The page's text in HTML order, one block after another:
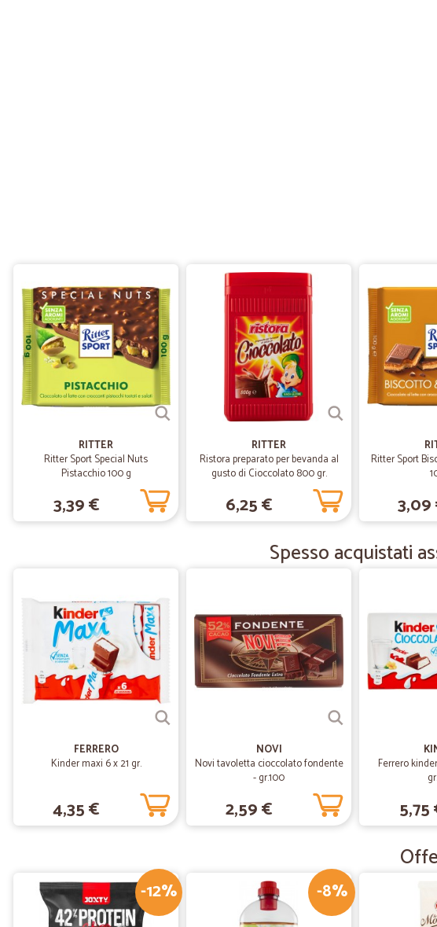
RITTER
Ritter Sport Special Nuts
Pistacchio 100 g
3,39 €
RITTER
Ristora preparato per bevanda al
gusto di Cioccolato 800 gr.
6,25 €
Ritter Sport
3,09
Spesso acquistati
FERRERO
Kinder maxi 6 x 21 gr.
4,35 €
NOVI
Novi tavoletta cioccolato fondente
- gr.100
2,59 €
Ferrero
5,75
-12% -8%